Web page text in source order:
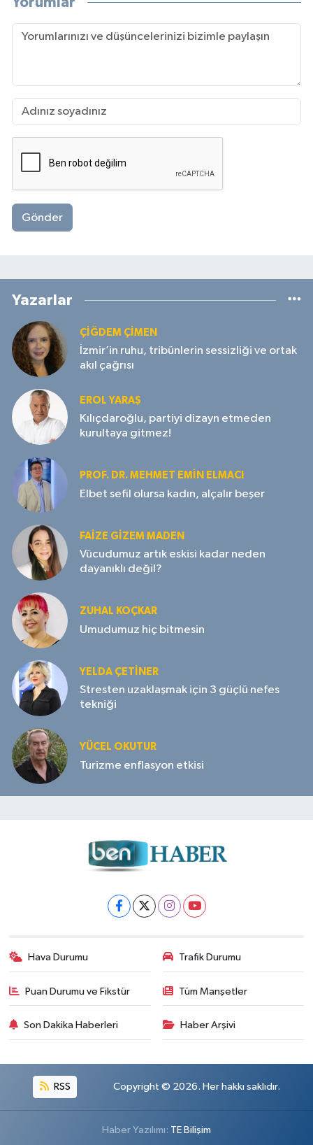
Gönder
Yazarlar
ÇIĞDEM ÇIMEN
İzmir’in ruhu, tribünlerin sessizliği ve ortak
akıl çağrısı
EROL YARAŞ
Kılıçdaroğlu, partiyi dizayn etmeden
kurultaya gitmez!
PROF. DR. MEHMET EMIN ELMACI
Elbet sefil olursa kadın, alçalır beşer
FAIZE GIZEM MADEN
Vücudumuz artık eskisi kadar neden
dayanıklı değil?
ZUHAL KOÇKAR
Umudumuz hiç bitmesin
YELDA ÇETİNER
Stresten uzaklaşmak için 3 güçlü nefes
tekniği
YÜCEL OKUTUR
Turizme enflasyon etkisi
Hava Durumu Trafik Durumu
Puan Durumu ve Fikstür Tüm Manşetler
Son Dakika Haberleri Haber Arşivi
RSS Copyright © 2026. Her hakkı saklıdır.
Haber Yazılımı: TE Bilişim